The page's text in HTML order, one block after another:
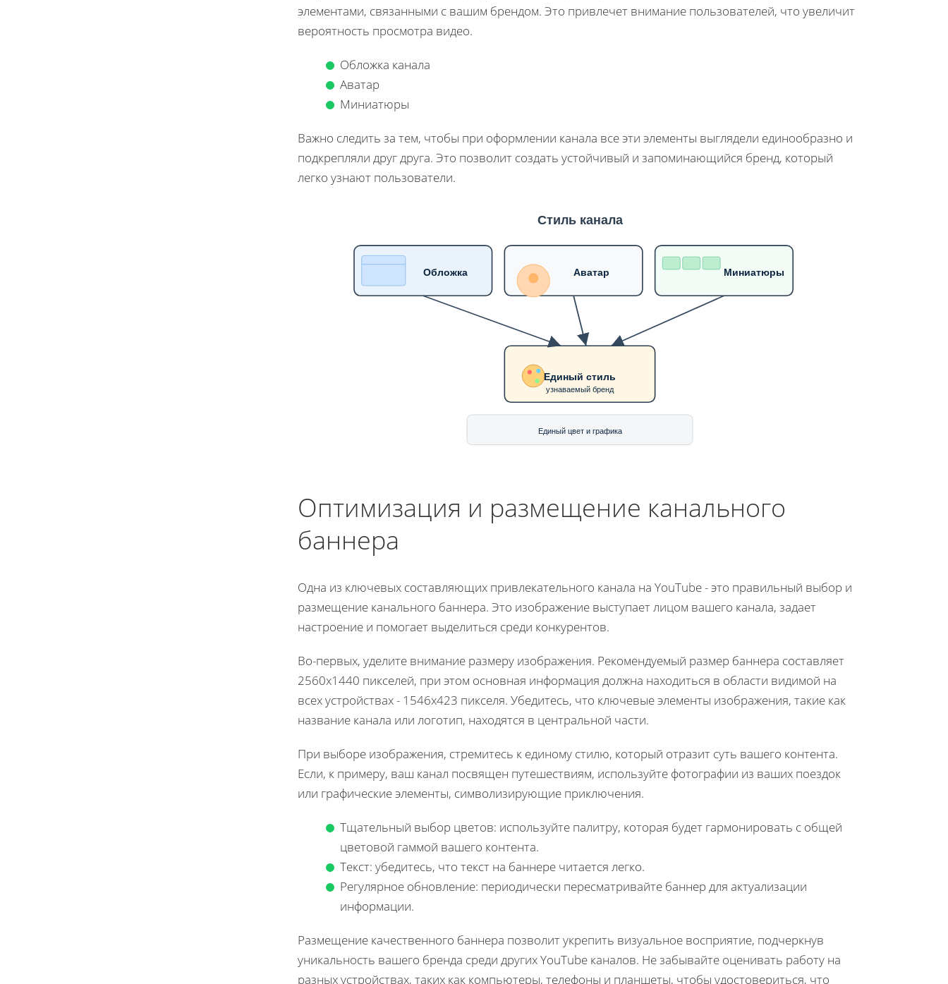
элементами, связанными с вашим брендом. Это привлечет внимание пользователей, что увеличит
вероятность просмотра видео.
Обложка канала
Аватар
Миниатюры
Важно следить за тем, чтобы при оформлении канала все эти элементы выглядели единообразно и
подкрепляли друг друга. Это позволит создать устойчивый и запоминающийся бренд, который
легко узнают пользователи.
Стиль канала
Обложка Аватар Миниатюры
Единый стиль
узнаваемый бренд
Единый цвет и графика
Оптимизация и размещение канального
баннера
Одна из ключевых составляющих привлекательного канала на YouTube - это правильный выбор и
размещение канального баннера. Это изображение выступает лицом вашего канала, задает
настроение и помогает выделиться среди конкурентов.
Во-первых, уделите внимание размеру изображения. Рекомендуемый размер баннера составляет
2560x1440 пикселей, при этом основная информация должна находиться в области видимой на
всех устройствах - 1546x423 пикселя. Убедитесь, что ключевые элементы изображения, такие как
название канала или логотип, находятся в центральной части.
При выборе изображения, стремитесь к единому стилю, который отразит суть вашего контента.
Если, к примеру, ваш канал посвящен путешествиям, используйте фотографии из ваших поездок
или графические элементы, символизирующие приключения.
Тщательный выбор цветов: используйте палитру, которая будет гармонировать с общей
цветовой гаммой вашего контента.
Текст: убедитесь, что текст на баннере читается легко.
Регулярное обновление: периодически пересматривайте баннер для актуализации
информации.
Размещение качественного баннера позволит укрепить визуальное восприятие, подчеркнув
уникальность вашего бренда среди других YouTube каналов. Не забывайте оценивать работу на
разных устройствах, таких как компьютеры, телефоны и планшеты, чтобы удостовериться, что